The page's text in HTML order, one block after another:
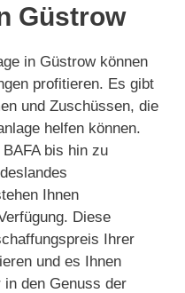
Güstrow
in Güstrow können
profitieren. Es gibt
und Zuschüssen, die
helfen können.
bis hin zu
Ihnen
Diese
Ihrer
und es Ihnen
den Genuss der